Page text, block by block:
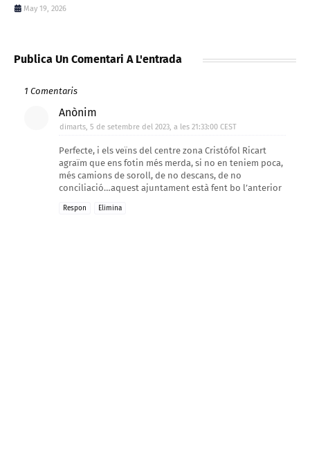
May 19, 2026
Publica Un Comentari A L'entrada
1 Comentaris
Anònim
dimarts, 5 de setembre del 2023, a les 21:33:00 CEST
Perfecte, i els veïns del centre zona Cristófol Ricart
agraïm que ens fotin més merda, si no en teniem poca,
més camions de soroll, de no descans, de no
conciliació…aquest ajuntament està fent bo l’anterior
Respon Elimina